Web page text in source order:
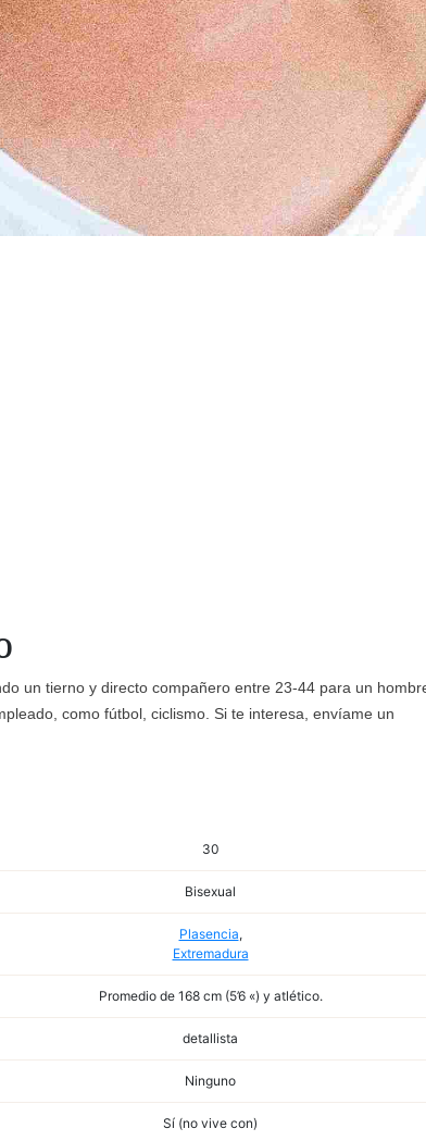
un tierno y directo compañero entre 23-44 para un
como fútbol, ciclismo. Si te interesa, envíame un
30
Bisexual
Plasencia,
Extremadura
Promedio de 168 cm (5’6 «) y atlético.
detallista
Ninguno
Sí (no vive con)